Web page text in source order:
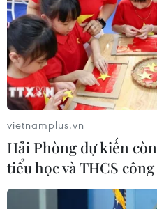
Lầu
08/08/2026 03:53
Kết luận số 75-KL/TW:
động thích ứng với biến
08/08/2026 02:53
Quảng Trị quyết tâm bàn
mặt bằng Dự án Nhà máy
vietnamplus.vn
Hải Phòng dự kiến
tiểu học và THCS